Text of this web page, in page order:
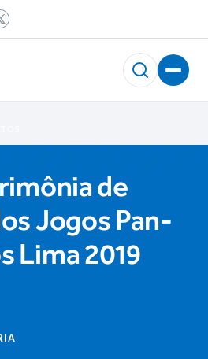
de
Jogos Pan-
Lima 2019